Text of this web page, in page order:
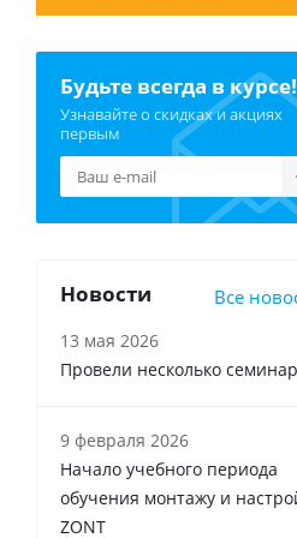
Будьте всегда в курсе!
Узнавайте о скидках и акциях
первым
Новости Все
13 мая 2026
Провели несколько
9 февраля 2026
Начало учебного периода
обучения монтажу и
ZONT